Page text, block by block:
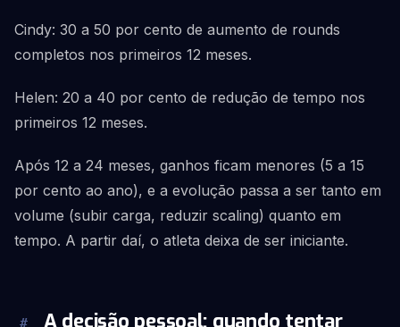
Cindy: 30 a 50 por cento de aumento de rounds
completos nos primeiros 12 meses.
Helen: 20 a 40 por cento de redução de tempo nos
primeiros 12 meses.
Após 12 a 24 meses, ganhos ficam menores (5 a 15
por cento ao ano), e a evolução passa a ser tanto em
volume (subir carga, reduzir scaling) quanto em
tempo. A partir daí, o atleta deixa de ser iniciante.
#
A decisão pessoal: quando tentar